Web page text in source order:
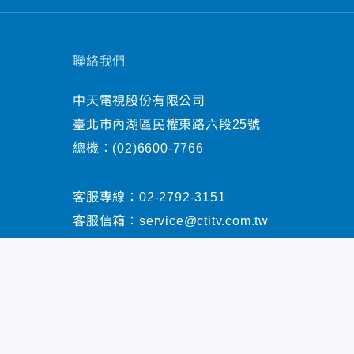
聯絡我們
中天電視股份有限公司
臺北市內湖區民權東路六段25號
總機： (02)6600-7766
客服專線： 02-2792-3151
客服信箱： service@ctitv.com.tw